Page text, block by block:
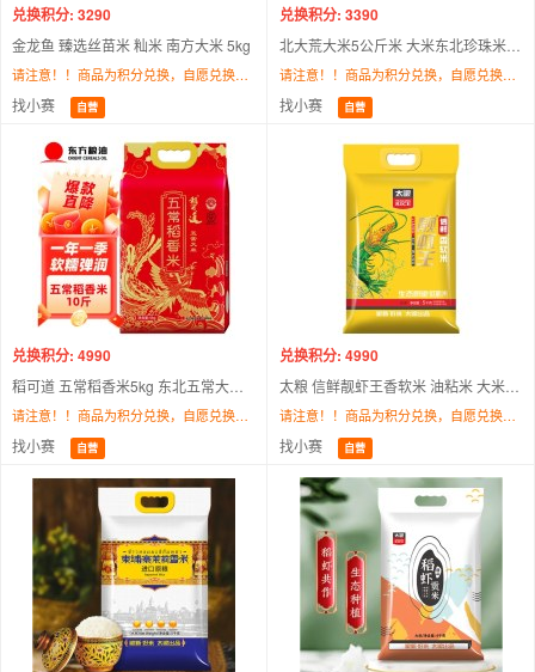
兑换积分: 3290
金龙鱼 臻选丝苗米 籼米 南方大米 5kg
请注意！！商品为积分兑换，自愿兑换，不支持退换货！！商品存在断货、缺货、下架等原因无法发货，默认同意更换为本平台其他商品，为此造成不便敬请谅解。最终解释权/调配权归找小赛所有。
找小赛 自营
兑换积分: 3390
请注意！！商品为积分兑换，自愿兑换，不支持退换货！！商品存在断货、缺货、下架等原因无法发货，默认同意更换为本平台其他商品，为此造成不便敬请谅解。最终解释权/调配权归找小赛所有。
找小赛 自营
兑换积分: 4990
请注意！！商品为积分兑换，自愿兑换，不支持退换货！！商品存在断货、缺货、下架等原因无法发货，默认同意更换为本平台其他商品，为此造成不便敬请谅解。最终解释权/调配权归找小赛所有。
找小赛 自营
兑换积分: 4990
请注意！！商品为积分兑换，自愿兑换，不支持退换货！！商品存在断货、缺货、下架等原因无法发货，默认同意更换为本平台其他商品，为此造成不便敬请谅解。最终解释权/调配权归找小赛所有。
找小赛 自营